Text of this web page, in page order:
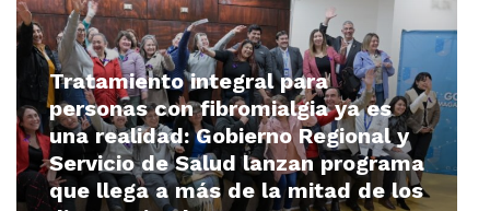
Tratamiento integral para
personas con fibromialgia ya es
una realidad: Gobierno Regional y
Servicio de Salud lanzan programa
que llega a más de la mitad de los